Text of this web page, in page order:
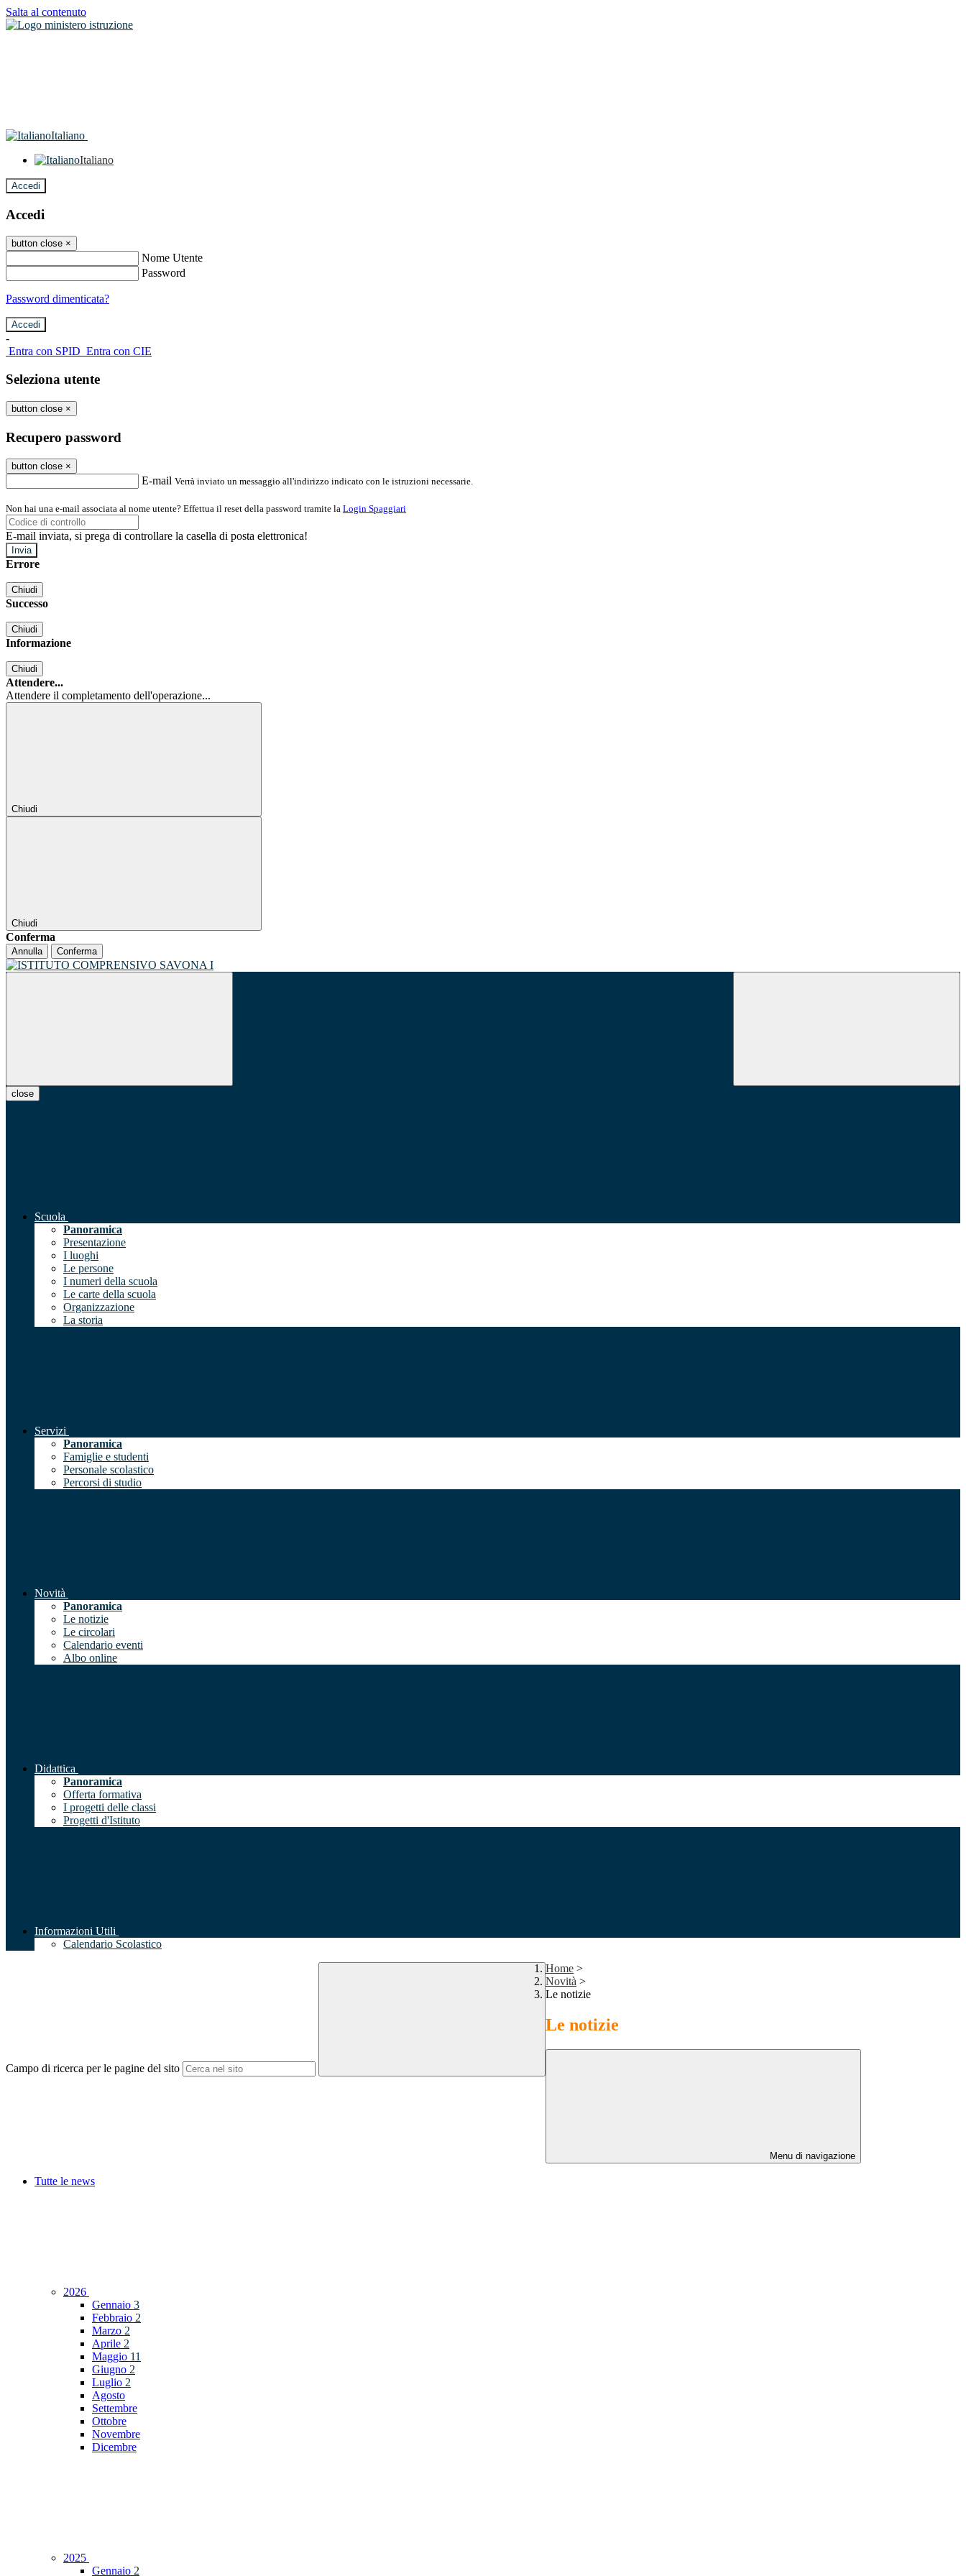
Salta al contenuto
Italiano
Italiano
Accedi
Accedi
button close ×
Nome Utente
Password
Password dimenticata?
-
Entra con SPID Entra con CIE
Seleziona utente
button close ×
Recupero password
button close ×
E-mail Verrà inviato un messaggio all'indirizzo indicato con le istruzioni necessarie.
Non hai una e-mail associata al nome utente? Effettua il reset della password tramite la Login Spaggiari
E-mail inviata, si prega di controllare la casella di posta elettronica!
Errore
Chiudi
Successo
Chiudi
Informazione
Chiudi
Attendere...
Attendere il completamento dell'operazione...
Chiudi
Chiudi
Conferma
Annulla Conferma
close
Scuola
Panoramica
Presentazione
I luoghi
Le persone
I numeri della scuola
Le carte della scuola
Organizzazione
La storia
Servizi
Panoramica
Famiglie e studenti
Personale scolastico
Percorsi di studio
Novità
Panoramica
Le notizie
Le circolari
Calendario eventi
Albo online
Didattica
Panoramica
Offerta formativa
I progetti delle classi
Progetti d'Istituto
Informazioni Utili
Calendario Scolastico
Campo di ricerca per le pagine del sito
Home >
Novità >
Le notizie
Le notizie
Menu di navigazione
Tutte le news
2026
Gennaio 3
Febbraio 2
Marzo 2
Aprile 2
Maggio 11
Giugno 2
Luglio 2
Agosto
Settembre
Ottobre
Novembre
Dicembre
2025
Gennaio 2